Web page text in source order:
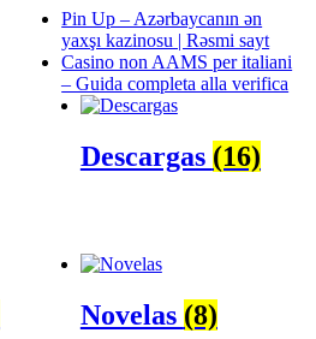
Descargas (16)
Novelas (8)
Pin Up – Azərbaycanın ən
yaxşı kazinosu | Rəsmi sayt
Casino non AAMS per italiani
– Guida completa alla verifica